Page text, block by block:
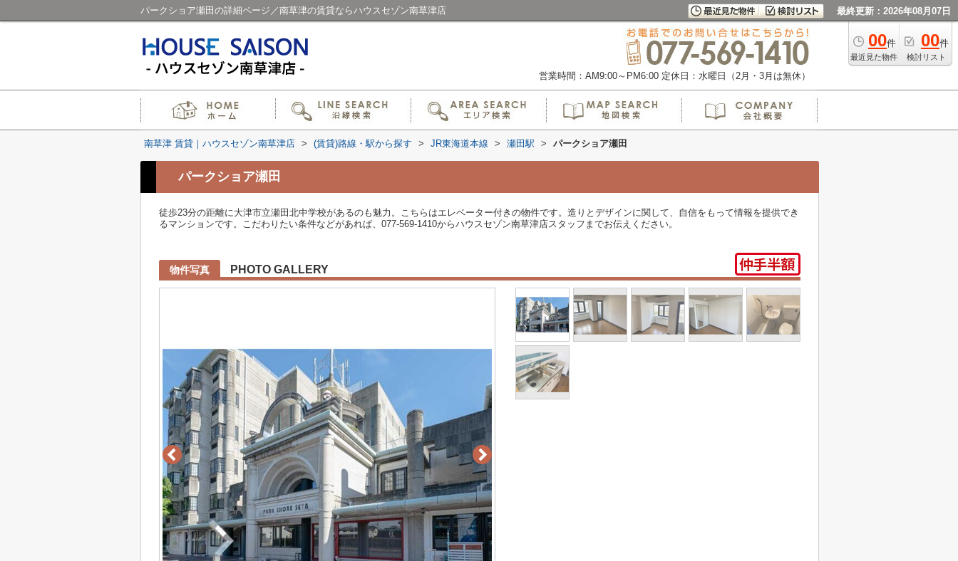
パークショア瀬田の詳細ページ／南草津の賃貸ならハウスセゾン南草津店 最終更新：2026年08月07日
00件
最近見た物件
00件
検討リスト
営業時間：AM9:00～PM6:00 定休日：水曜日（2月・3月は無休）
南草津 賃貸｜ハウスセゾン南草津店 > (賃貸)路線・駅から探す > JR東海道本線 > 瀬田駅 > パークショア瀬田
パークショア瀬田
徒歩23分の距離に大津市立瀬田北中学校があるのも魅力。こちらはエレベーター付きの物件です。造りとデザインに関して、自信をもって情報を提供でき
るマンションです。こだわりたい条件などがあれば、077-569-1410からハウスセゾン南草津店スタッフまでお伝えください。
物件写真 PHOTO GALLERY